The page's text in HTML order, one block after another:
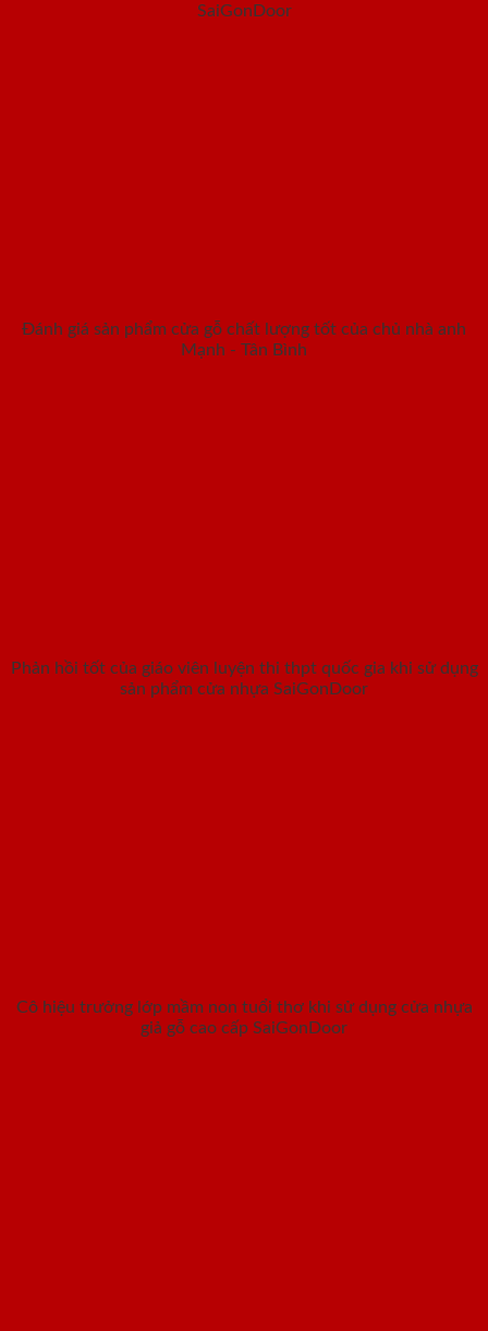
SaiGonDoor
Đánh giá sản phẩm cửa gỗ chất lượng tốt của chủ nhà anh
Mạnh - Tân Bình
Phản hồi tốt của giáo viên luyện thi thpt quốc gia khi sử dụng
sản phẩm cửa nhựa SaiGonDoor
Cô hiệu trưởng lớp mầm non tuổi thơ khi sử dụng cửa nhựa
giả gỗ cao cấp SaiGonDoor